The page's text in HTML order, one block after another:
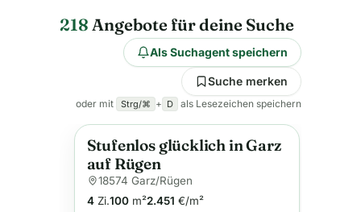
218 Angebote für deine Suche
Als Suchagent speichern
Suche merken
oder mit Strg/⌘ + D als Lesezeichen speichern
Neu Anzeige
Stufenlos glücklich in Garz
auf Rügen
18574 Garz/Rügen
4Zi.100m²2.451 €/m²